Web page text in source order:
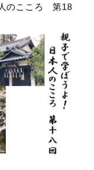
のこころ 第18